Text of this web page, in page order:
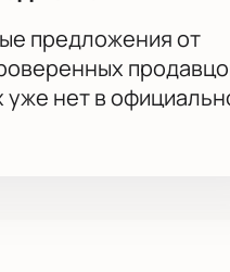
событию и откройте для
предложения от
нет в